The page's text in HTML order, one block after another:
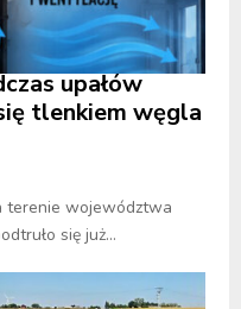
upałów
tlenkiem węgla
terenie województwa
się już...